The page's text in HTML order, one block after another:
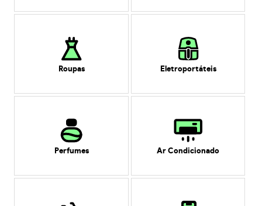
Roupas Eletroportáteis
Perfumes Ar Condicionado